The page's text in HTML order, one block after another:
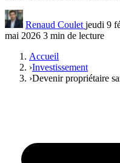
Renaud Coulet jeudi 9
mai 2026 3 min de lecture
Accueil
›Investissement
›Devenir propriétaire